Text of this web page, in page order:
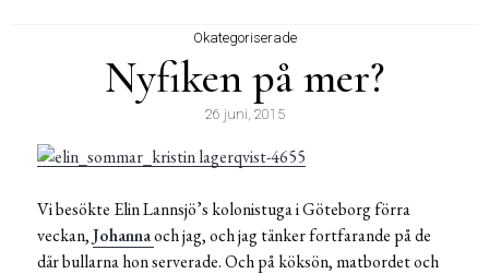
Okategoriserade
Nyfiken på mer?
26 juni, 2015
Vi besökte Elin Lannsjö’s kolonistuga i Göteborg förra
veckan,Johannaoch jag, och jag tänker fortfarande på de
där bullarna hon serverade. Och på köksön, matbordet och